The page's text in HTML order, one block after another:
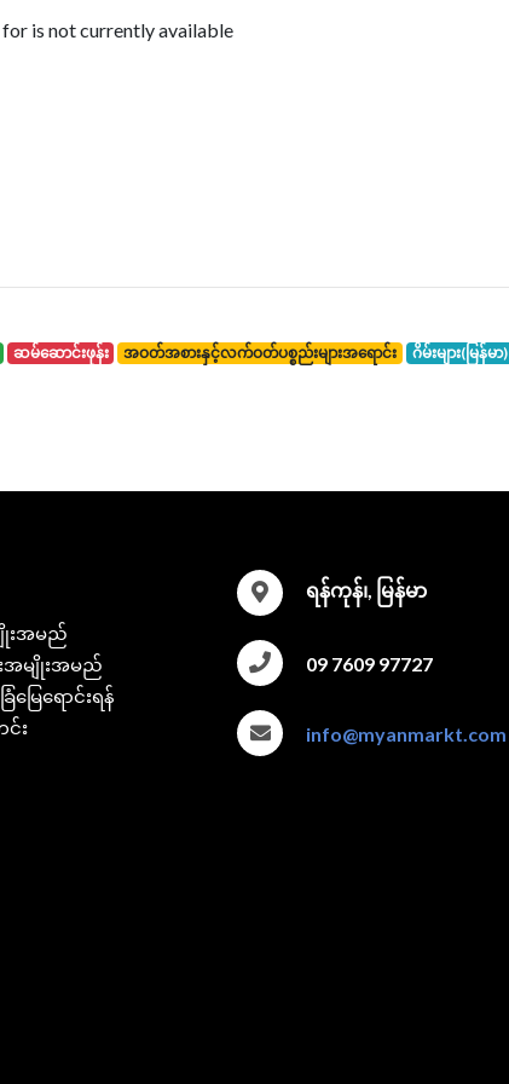
for is not currently available
ဆမ်ဆောင်းဖုန်း အဝတ်အစားနှင့်လက်ဝတ်ပစ္စည်းများအရောင်း ဂိမ်းများ(မြန်မာ)
းအမည်
အမျိုးအမည်
မြေရောင်းရန်
း
ရန်ကုန်၊, မြန်မာ
09 7609 97727
info@myanmarkt.com